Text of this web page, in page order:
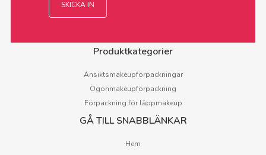
Produktkategorier
Ansiktsmakeupförpackningar
Ögonmakeupförpackning
Förpackning för läppmakeup
GÅ TILL SNABBLÄNKAR
Hem